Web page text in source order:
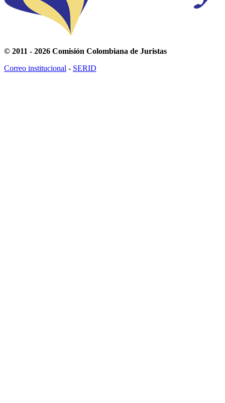
© 2011 - 2026 Comisión Colombiana de Juristas
Correo institucional - SERID